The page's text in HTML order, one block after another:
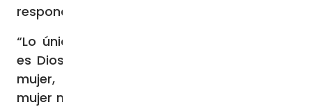
responde:
“Lo único que puedo decir es ¡qué grande
es Dios! ¡Qué maravilla ha hecho con esta
mujer, esta santa, que algunos llaman la
mujer más poderosa del siglo XX!”, a lo que